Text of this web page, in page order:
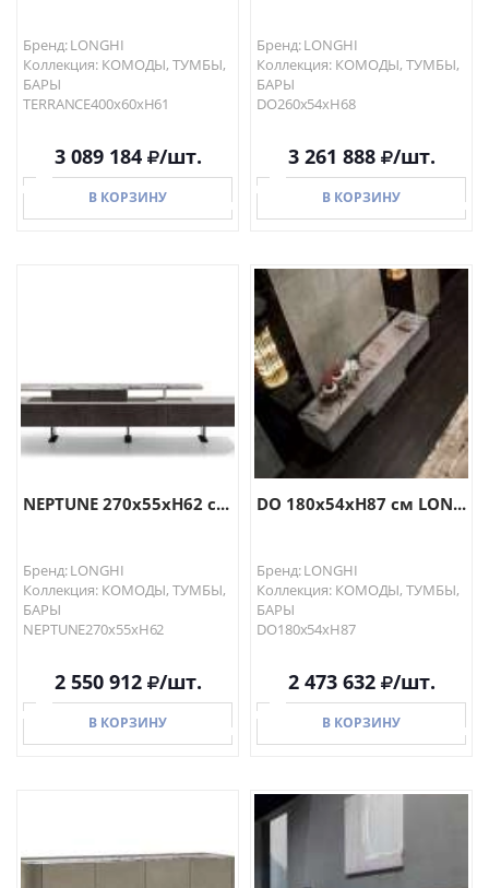
Бренд: LONGHI
Коллекция: КОМОДЫ, ТУМБЫ,
БАРЫ
TERRANCE400x60хH61
3 089 184 /шт.
В КОРЗИНУ
Бренд: LONGHI
Коллекция: КОМОДЫ, ТУМБЫ,
БАРЫ
DO260x54хH68
3 261 888 /шт.
В КОРЗИНУ
В КОРЗИНУ
NEPTUNE 270x55xH62 с...
Бренд: LONGHI
Коллекция: КОМОДЫ, ТУМБЫ,
БАРЫ
NEPTUNE270x55xH62
2 550 912 /шт.
В КОРЗИНУ
DO 180x54xH87 см LON...
Бренд: LONGHI
Коллекция: КОМОДЫ, ТУМБЫ,
БАРЫ
DO180x54xH87
2 473 632 /шт.
В КОРЗИНУ